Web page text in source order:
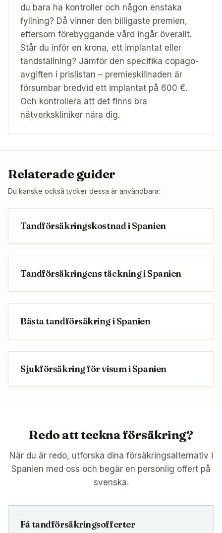
du bara ha kontroller och någon enstaka
fyllning? Då vinner den billigaste premien,
eftersom förebyggande vård ingår överallt.
Står du inför en krona, ett implantat eller
tandställning? Jämför den specifika copago-
avgiften i prislistan – premieskillnaden är
försumbar bredvid ett implantat på 600 €.
Och kontrollera att det finns bra
nätverkskliniker nära dig.
Relaterade guider
Du kanske också tycker dessa är användbara:
Tandförsäkringskostnad i Spanien
Tandförsäkringens täckning i Spanien
Bästa tandförsäkring i Spanien
Sjukförsäkring för visum i Spanien
Redo att teckna försäkring?
När du är redo, utforska dina försäkringsalternativ i
Spanien med oss och begär en personlig offert på
svenska.
Få tandförsäkringsofferter